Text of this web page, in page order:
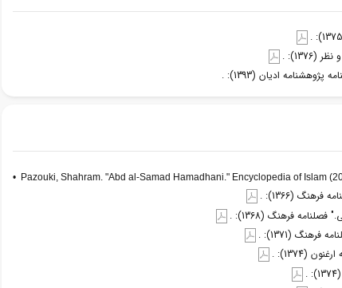
.
ادیان (1393): .
• Pazouki, Shahram. "Abd al-Samad Hamadhani." Encyclopedia of Islam
(1366): .
فرهنگ (1368): .
(1371): .
(1374): .
.